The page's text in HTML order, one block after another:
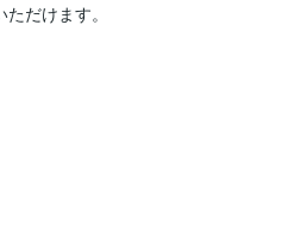
だけます。